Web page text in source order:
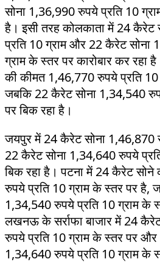
सोना 1,36,990 रुपये प्रति 10
है। इसी तरह कोलकाता में 24 कैरेट
प्रति 10 ग्राम और 22 कैरेट सोना
ग्राम के स्तर पर कारोबार कर रहा
की कीमत 1,46,770 रुपये प्रति
जबकि 22 कैरेट सोना 1,34,540
पर बिक रहा है।
जयपुर में 24 कैरेट सोना 1,46,870
22 कैरेट सोना 1,34,640 रुपये
बिक रहा है। पटना में 24 कैरेट
रुपये प्रति 10 ग्राम के स्तर पर है,
1,34,540 रुपये प्रति 10 ग्राम के
लखनऊ के सर्राफा बाजार में 24
रुपये प्रति 10 ग्राम के स्तर पर
1,34,640 रुपये प्रति 10 ग्राम के